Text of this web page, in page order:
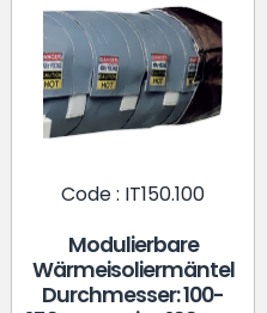
Code : IT150.100
Modulierbare
Wärmeisoliermäntel
Durchmesser: 100-